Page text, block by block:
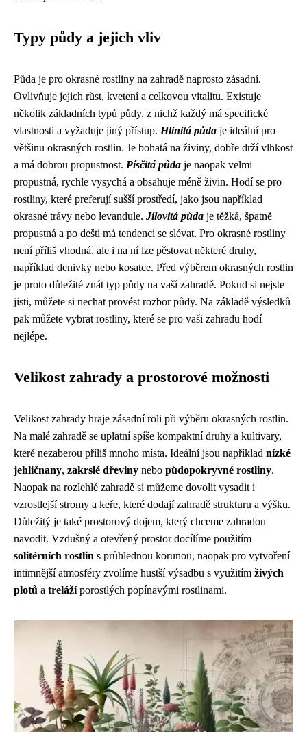
Typy půdy a jejich vliv
Půda je pro okrasné rostliny na zahradě naprosto zásadní.
Ovlivňuje jejich růst, kvetení a celkovou vitalitu. Existuje
několik základních typů půdy, z nichž každý má specifické
vlastnosti a vyžaduje jiný přístup. Hlinitá půda je ideální pro
většinu okrasných rostlin. Je bohatá na živiny, dobře drží vlhkost
a má dobrou propustnost. Písčitá půda je naopak velmi
propustná, rychle vysychá a obsahuje méně živin. Hodí se pro
rostliny, které preferují sušší prostředí, jako jsou například
okrasné trávy nebo levandule. Jílovitá půda je těžká, špatně
propustná a po dešti má tendenci se slévat. Pro okrasné rostliny
není příliš vhodná, ale i na ní lze pěstovat některé druhy,
například denivky nebo kosatce. Před výběrem okrasných rostlin
je proto důležité znát typ půdy na vaší zahradě. Pokud si nejste
jisti, můžete si nechat provést rozbor půdy. Na základě výsledků
pak můžete vybrat rostliny, které se pro vaši zahradu hodí
nejlépe.
Velikost zahrady a prostorové možnosti
Velikost zahrady hraje zásadní roli při výběru okrasných rostlin.
Na malé zahradě se uplatní spíše kompaktní druhy a kultivary,
které nezaberou příliš mnoho místa. Ideální jsou například nízké
jehličnany, zakrslé dřeviny nebo půdopokryvné rostliny.
Naopak na rozlehlé zahradě si můžeme dovolit vysadit i
vzrostlejší stromy a keře, které dodají zahradě strukturu a výšku.
Důležitý je také prostorový dojem, který chceme zahradou
navodit. Vzdušný a otevřený prostor docílíme použitím
solitérních rostlin s průhlednou korunou, naopak pro vytvoření
intimnější atmosféry zvolíme hustší výsadbu s využitím živých
plotů a trelážíporostlých popínavými rostlinami.